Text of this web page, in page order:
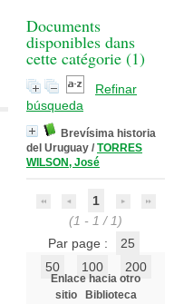
Documents
disponibles dans
cette catégorie (1)
Refinar
búsqueda
Brevísima historia
del Uruguay / TORRES
WILSON, José
1
(1 - 1 / 1)
Par page :
25
50
100 200
Enlace hacia otro
sitio
Biblioteca